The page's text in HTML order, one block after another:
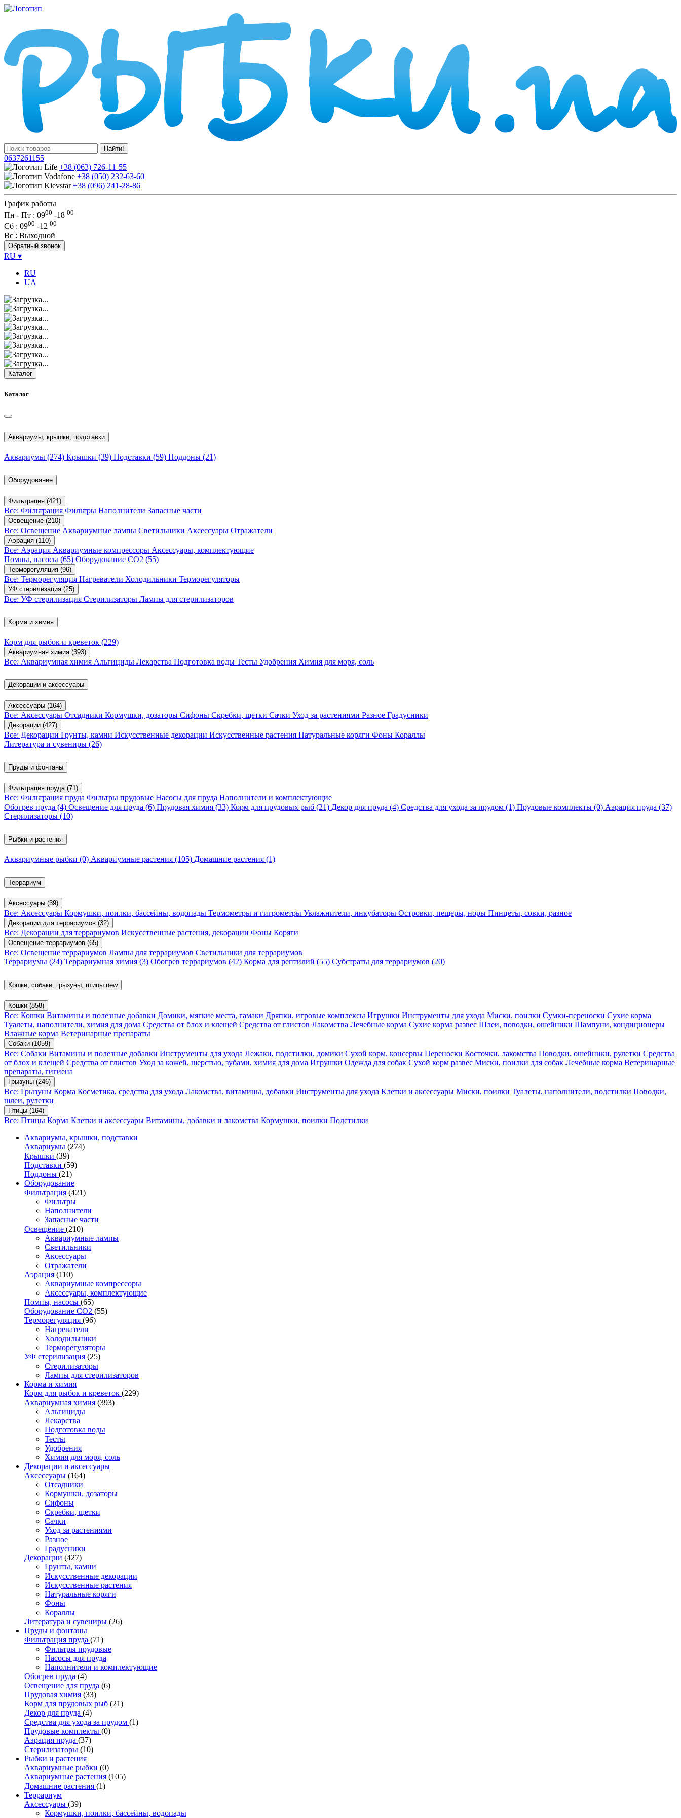
Найти!
0637261155
+38 (063) 726-11-55
+38 (050) 232-63-60
+38 (096) 241-28-86
График работы
Пн - Пт : 0900 -18 00
Сб : 0900 -12 00
Вс : Выходной
Обратный звонок
RU ▾
RU
UA
Каталог
Каталог
Аквариумы, крышки, подставки
Аквариумы (274) Крышки (39) Подставки (59) Поддоны (21)
Оборудование
Фильтрация (421)
Все: Фильтрация Фильтры Наполнители Запасные части
Освещение (210)
Все: Освещение Аквариумные лампы Светильники Аксессуары Отражатели
Аэрация (110)
Все: Аэрация Аквариумные компрессоры Аксессуары, комплектующие
Помпы, насосы (65) Оборудование CO2 (55)
Терморегуляция (96)
Все: Терморегуляция Нагреватели Холодильники Терморегуляторы
УФ стерилизация (25)
Все: УФ стерилизация Стерилизаторы Лампы для стерилизаторов
Корма и химия
Корм для рыбок и креветок (229)
Аквариумная химия (393)
Все: Аквариумная химия Альгициды Лекарства Подготовка воды Тесты Удобрения Химия для моря, соль
Декорации и аксессуары
Аксессуары (164)
Все: Аксессуары Отсадники Кормушки, дозаторы Сифоны Скребки, щетки Сачки Уход за растениями Разное Градусники
Декорации (427)
Все: Декорации Грунты, камни Искусственные декорации Искусственные растения Натуральные коряги Фоны Кораллы
Литература и сувениры (26)
Пруды и фонтаны
Фильтрация пруда (71)
Все: Фильтрация пруда Фильтры прудовые Насосы для пруда Наполнители и комплектующие
Обогрев пруда (4) Освещение для пруда (6) Прудовая химия (33) Корм для прудовых рыб (21) Декор для пруда (4) Средства для ухода за прудом (1) Прудовые комплекты (0) Аэрация пруда (37)
Стерилизаторы (10)
Рыбки и растения
Аквариумные рыбки (0) Аквариумные растения (105) Домашние растения (1)
Террариум
Аксессуары (39)
Все: Аксессуары Кормушки, поилки, бассейны, водопады Термометры и гигрометры Увлажнители, инкубаторы Островки, пещеры, норы Пинцеты, совки, разное
Декорации для террариумов (32)
Все: Декорации для террариумов Искусственные растения, декорации Фоны Коряги
Освещение террариумов (65)
Все: Освещение террариумов Лампы для террариумов Светильники для террариумов
Террариумы (24) Террариумная химия (3) Обогрев террариумов (42) Корма для рептилий (55) Субстраты для террариумов (20)
Кошки, собаки, грызуны, птицы new
Кошки (858)
Все: Кошки Витамины и полезные добавки Домики, мягкие места, гамаки Дряпки, игровые комплексы Игрушки Инструменты для ухода Миски, поилки Сумки-переноски Сухие корма
Туалеты, наполнители, химия для дома Средства от блох и клещей Средства от глистов Лакомства Лечебные корма Сухие корма развес Шлеи, поводки, ошейники Шампуни, кондиционеры
Влажные корма Ветеринарные препараты
Собаки (1059)
Все: Собаки Витамины и полезные добавки Инструменты для ухода Лежаки, подстилки, домики Сухой корм, консервы Переноски Косточки, лакомства Поводки, ошейники, рулетки Средства
от блох и клещей Средства от глистов Уход за кожей, шерстью, зубами, химия для дома Игрушки Одежда для собак Сухой корм развес Миски, поилки для собак Лечебные корма Ветеринарные
препараты, гигиена
Грызуны (246)
Все: Грызуны Корма Косметика, средства для ухода Лакомства, витамины, добавки Инструменты для ухода Клетки и аксессуары Миски, поилки Туалеты, наполнители, подстилки Поводки,
шлеи, рулетки
Птицы (164)
Все: Птицы Корма Клетки и аксессуары Витамины, добавки и лакомства Кормушки, поилки Подстилки
Аквариумы, крышки, подставки
Аквариумы (274)
Крышки (39)
Подставки (59)
Поддоны (21)
Оборудование
Фильтрация (421)
Фильтры
Наполнители
Запасные части
Освещение (210)
Аквариумные лампы
Светильники
Аксессуары
Отражатели
Аэрация (110)
Аквариумные компрессоры
Аксессуары, комплектующие
Помпы, насосы (65)
Оборудование CO2 (55)
Терморегуляция (96)
Нагреватели
Холодильники
Терморегуляторы
УФ стерилизация (25)
Стерилизаторы
Лампы для стерилизаторов
Корма и химия
Корм для рыбок и креветок (229)
Аквариумная химия (393)
Альгициды
Лекарства
Подготовка воды
Тесты
Удобрения
Химия для моря, соль
Декорации и аксессуары
Аксессуары (164)
Отсадники
Кормушки, дозаторы
Сифоны
Скребки, щетки
Сачки
Уход за растениями
Разное
Градусники
Декорации (427)
Грунты, камни
Искусственные декорации
Искусственные растения
Натуральные коряги
Фоны
Кораллы
Литература и сувениры (26)
Пруды и фонтаны
Фильтрация пруда (71)
Фильтры прудовые
Насосы для пруда
Наполнители и комплектующие
Обогрев пруда (4)
Освещение для пруда (6)
Прудовая химия (33)
Корм для прудовых рыб (21)
Декор для пруда (4)
Средства для ухода за прудом (1)
Прудовые комплекты (0)
Аэрация пруда (37)
Стерилизаторы (10)
Рыбки и растения
Аквариумные рыбки (0)
Аквариумные растения (105)
Домашние растения (1)
Террариум
Аксессуары (39)
Кормушки, поилки, бассейны, водопады